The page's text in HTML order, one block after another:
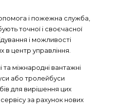
і пожежна служба,
точної і своєчасної
і можливості
в центр управління.
та міжнародні вантажні
або тролейбуси
для вирішення цих
за рахунок нових